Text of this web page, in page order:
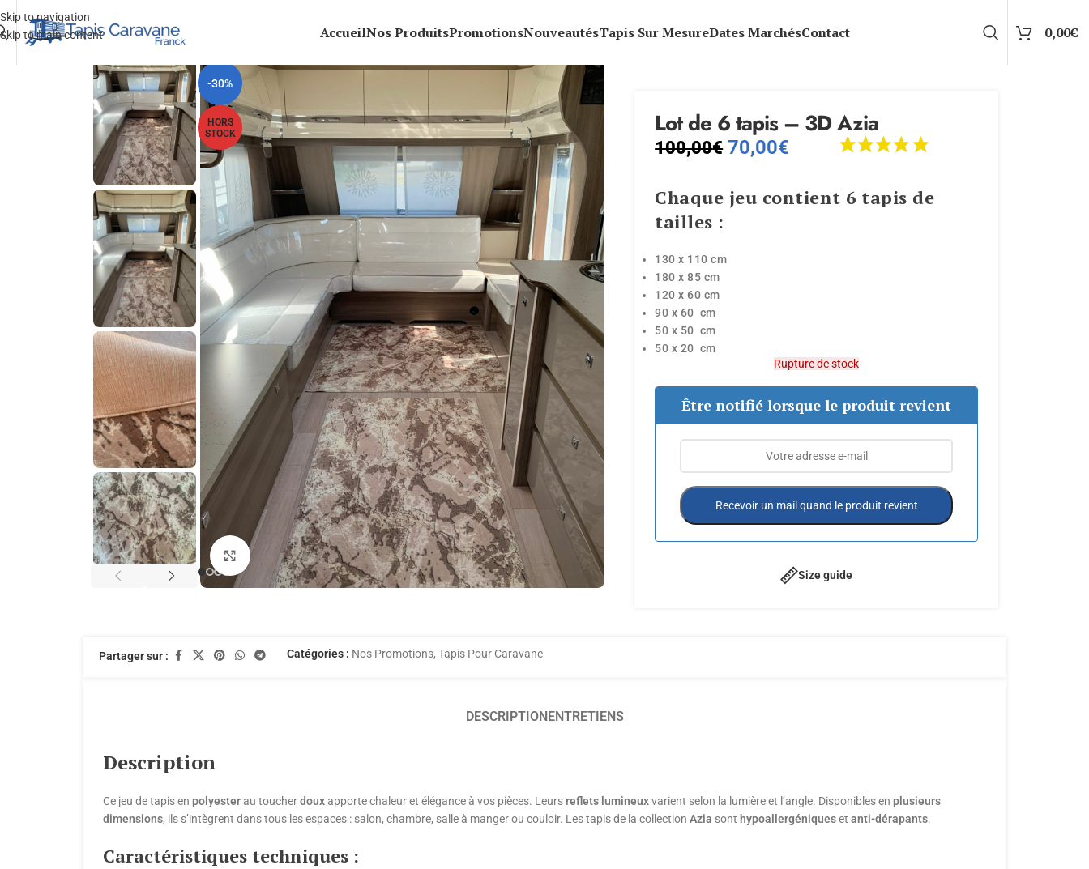
Skip to navigation
Skip to main content
AccueilNos ProduitsPromotionsNouveautésTapis Sur MesureDates MarchésContact 0,00€
-30%
HORS
STOCK
Agrandir
Lot de 6 tapis – 3D Azia
100,00€ 70,00€
Chaque jeu contient 6 tapis de
tailles :
130 x 110 cm
180 x 85 cm
120 x 60 cm
90 x 60 cm
50 x 50 cm
50 x 20 cm
Rupture de stock
Être notifié lorsque le produit revient
Recevoir un mail quand le produit revient
Size guide
Partager sur : Catégories : Nos Promotions, Tapis Pour Caravane
DESCRIPTIONENTRETIENS
Description
Ce jeu de tapis en polyesterau toucherdouxapporte chaleur et élégance à vos pièces. Leursreflets lumineuxvarient selon la lumière et l’angle. Disponibles en plusieurs
dimensions, ils s’intègrent dans tous les espaces : salon, chambre, salle à manger ou couloir. Les tapis de la collection Azia sont hypoallergéniqueset anti-dérapants.
Caractéristiques techniques :